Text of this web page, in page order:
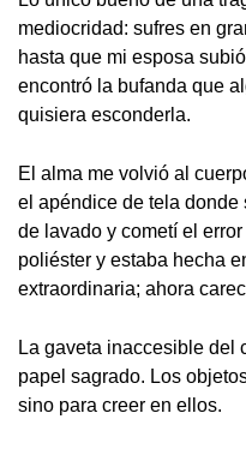
mediocridad: sufres en
hasta que mi esposa
encontró la bufanda que
quisiera esconderla.
El alma me volvió al
el apéndice de tela
de lavado y cometí el
poliéster y estaba hecha
extraordinaria; ahora
La gaveta inaccesible del
papel sagrado. Los
sino para creer en ellos.